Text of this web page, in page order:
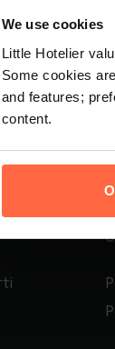
We use cookies
Little Hotelier
Some cookies
and features;
content.